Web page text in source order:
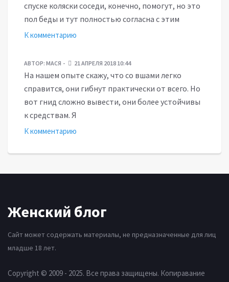
спуске коляски соседи, конечно, помогут, но это
пол беды и тут полностью согласна с этим
К комментарию
АВТОР: МАСЯ 21 АПРЕЛЯ 2018 10:44
На нашем опыте скажу, что со вшами легко
справится, они гибнут практически от всего. Но
вот гнид сложно вывести, они более устойчивы
к средствам. Я
К комментарию
Женский блог
Сайт может содержать материалы, не предназначенные для лиц
младше 18 лет.
Copyright © 2009 - 2025. Все права защищены. Копиравание